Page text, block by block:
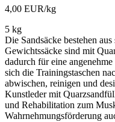
4,00 EUR/kg
5 kg
Die Sandsäcke bestehen
Gewichtssäcke sind mit
dadurch für eine
sich die Trainingstaschen
abwischen, reinigen und
Kunstleder mit
und Rehabilitation zum
Wahrnehmungsförderung